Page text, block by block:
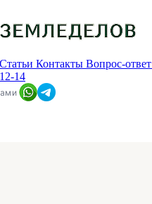
Статьи Контакты Вопрос-ответ
14